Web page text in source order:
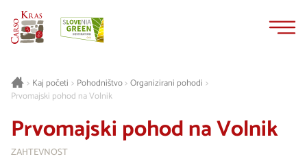
> Kaj početi > Pohodništvo>Organizirani pohodi >
Prvomajski pohod na Volnik
Prvomajski pohod na Volnik
ZAHTEVNOST